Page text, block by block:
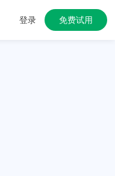
登录 免费试用